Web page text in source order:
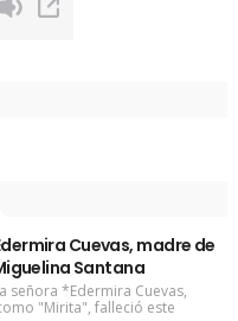
Cuevas, madre de
Santana
señora *Edermira Cuevas,
"Mirita", falleció este